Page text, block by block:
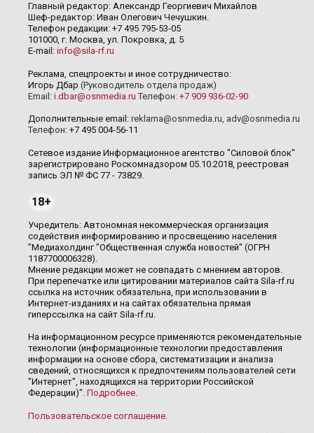
Главный редактор: Александр Георгиевич Михайлов
Шеф-редактор: Иван Олегович Чечушкин.
Телефон редакции: +7 495 795-53-05
101000, г. Москва, ул. Покровка, д. 5
E-mail: info@sila-rf.ru
Реклама, спецпроекты и иное сотрудничество:
Игорь Дбар (Руководитель отдела продаж)
Email: i.dbar@osnmedia.ru Телефон: +7 909 936-02-90
Дополнительные email: reklama@osnmedia.ru, adv@osnmedia.ru
Телефон: +7 495 004-56-11
Сетевое издание Информационное агентство "Силовой блок"
зарегистрировано Роскомнадзором 05.10.2018, реестровая
запись ЭЛ № ФС 77 - 73829.
18+
Учредитель: Автономная некоммерческая организация
содействия информированию и просвещению населения
"Медиахолдинг "Общественная служба новостей" (ОГРН
1187700006328).
Мнение редакции может не совпадать с мнением авторов.
При перепечатке или цитировании материалов сайта Sila-rf.ru
ссылка на источник обязательна, при использовании в
Интернет-изданиях и на сайтах обязательна прямая
гиперссылка на сайт Sila-rf.ru.
На информационном ресурсе применяются рекомендательные
технологии (информационные технологии предоставления
информации на основе сбора, систематизации и анализа
сведений, относящихся к предпочтениям пользователей сети
"Интернет", находящихся на территории Российской
Федерации)". Подробнее.
Пользовательское соглашение.